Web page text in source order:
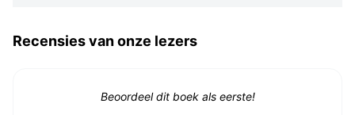
Recensies van onze lezers
Beoordeel dit boek als eerste!